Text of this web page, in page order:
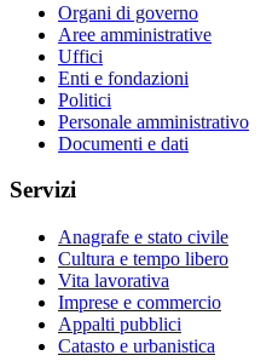
Organi di governo
Aree amministrative
Uffici
Enti e fondazioni
Politici
Personale amministrativo
Documenti e dati
Servizi
Anagrafe e stato civile
Cultura e tempo libero
Vita lavorativa
Imprese e commercio
Appalti pubblici
Catasto e urbanistica